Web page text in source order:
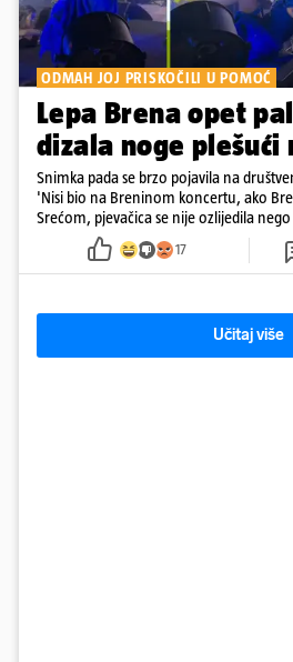
ODMAH JOJ PRISKOČILI U POMOĆ
Lepa Brena opet
dizala noge plešući
Snimka pada se brzo pojavila na
'Nisi bio na Breninom koncertu, ako
Srećom, pjevačica se nije ozlijedila
17
Učitaj više